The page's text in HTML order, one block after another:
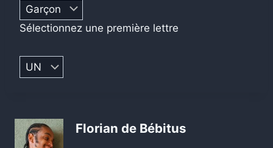
Sélectionnez une première lettre
Florian de Bébitus